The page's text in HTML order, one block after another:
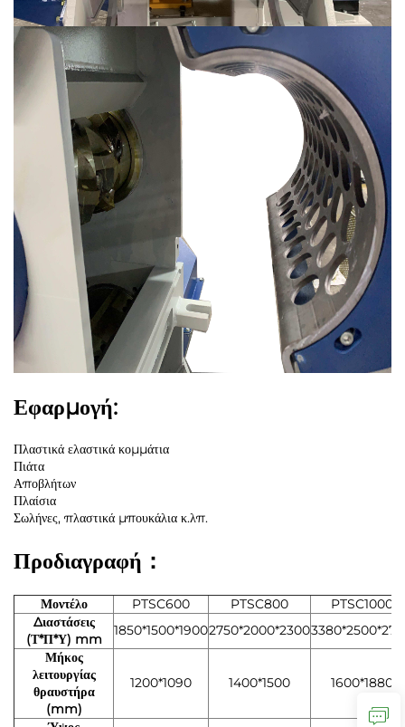
Εφαρμογή:
Πλαστικά ελαστικά κομμάτια
Πιάτα
Αποβλήτων
Πλαίσια
Σωλήνες, πλαστικά μπουκάλια κ.λπ.
Προδιαγραφή：
Μοντέλο PTSC600 PTSC800
PTSC1000
Διαστάσεις
(Τ*Π*Υ) mm
1850*1500*19002750*2000*2300
Μήκος
λειτουργίας
θραυστήρα
(mm)
1200*1090 1400*1500 1600*1880